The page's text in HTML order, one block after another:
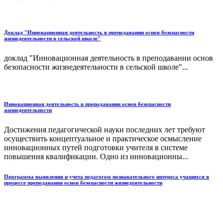
Доклад "Инновационная деятельность в преподавании основ безопасности
жизнедеятельности в сельской школе"
доклад "Инновационная деятельность в преподавании основ
безопасности жизнедеятельности в сельской школе"...
Инновационная деятельность в преподавании основ безопасности
жизнедеятельности
Достижения педагогической науки последних лет требуют
осуществить концептуальное и практическое осмысление
инновационных путей подготовки учителя в системе
повышения квалификации. Одно из инновационны...
Программа выявления и учета педагогом познавательного интереса учащихся в
процессе преподавания основ безопасности жизнедеятельности